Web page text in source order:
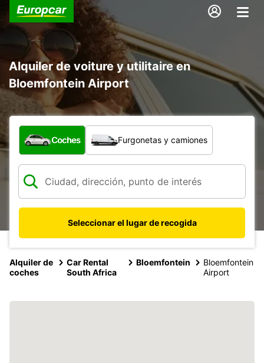
Alquiler de voiture y utilitaire en
Bloemfontein Airport
¿Qué tipo de vehículo?
Coches Furgonetas y camiones
Seleccionar el lugar de recogida
Alquiler de
coches
Car Rental
South Africa
Bloemfontein
Bloemfontein
Airport